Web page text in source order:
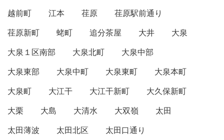
越前町
江本 荏原
荏原駅前通り
荏原新町
蛯町 追分茶屋 大井
大泉
大泉１区南部
大泉北町
大泉中部
大泉東部
大泉中町 大泉東町
大泉本町
大泉町
大江干 大江干新町
大久保新町
大栗
大島 大清水 大双嶺
太田
太田薄波
太田北区
太田口通り